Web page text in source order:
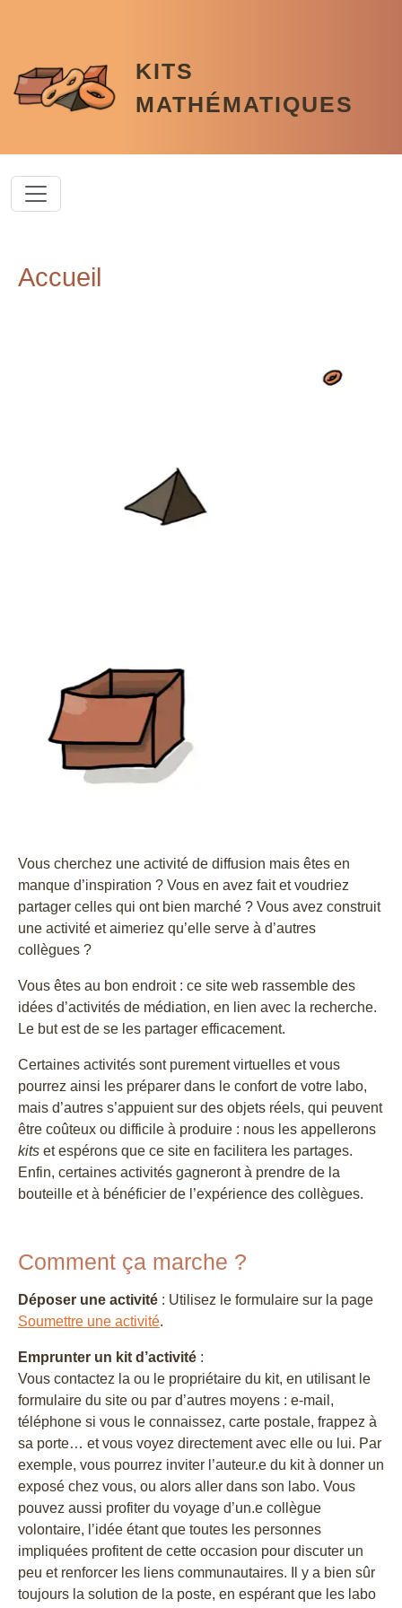
KITS
MATHÉMATIQUES
Accueil
Vous cherchez une activité de diffusion mais êtes en
manque d’inspiration ? Vous en avez fait et voudriez
partager celles qui ont bien marché ? Vous avez construit
une activité et aimeriez qu’elle serve à d’autres
collègues ?
Vous êtes au bon endroit : ce site web rassemble des
idées d’activités de médiation, en lien avec la recherche.
Le but est de se les partager efficacement.
Certaines activités sont purement virtuelles et vous
pourrez ainsi les préparer dans le confort de votre labo,
mais d’autres s’appuient sur des objets réels, qui peuvent
être coûteux ou difficile à produire : nous les appellerons
kits et espérons que ce site en facilitera les partages.
Enfin, certaines activités gagneront à prendre de la
bouteille et à bénéficier de l’expérience des collègues.
Comment ça marche ?
Déposer une activité : Utilisez le formulaire sur la page
Soumettre une activité.
Emprunter un kit d’activité :
Vous contactez la ou le propriétaire du kit, en utilisant le
formulaire du site ou par d’autres moyens : e-mail,
téléphone si vous le connaissez, carte postale, frappez à
sa porte… et vous voyez directement avec elle ou lui. Par
exemple, vous pourrez inviter l’auteur.e du kit à donner un
exposé chez vous, ou alors aller dans son labo. Vous
pouvez aussi profiter du voyage d’un.e collègue
volontaire, l’idée étant que toutes les personnes
impliquées profitent de cette occasion pour discuter un
peu et renforcer les liens communautaires. Il y a bien sûr
toujours la solution de la poste, en espérant que les labo